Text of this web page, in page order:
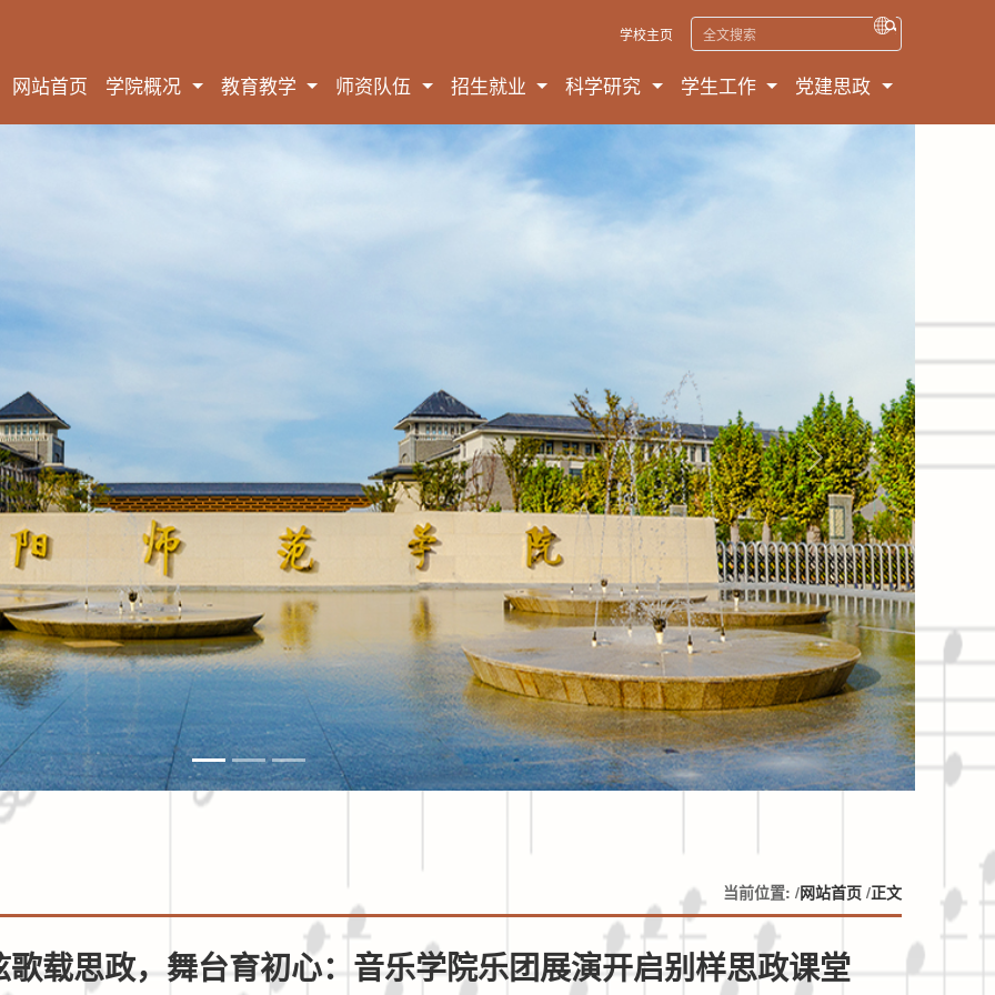
学校主页
网站首页 学院概况 教育教学 师资队伍 招生就业 科学研究 学生工作 党建思政
Next
当前位置: /网站首页 /正文
歌载思政，舞台育初心：音乐学院乐团展演开启别样思政课堂